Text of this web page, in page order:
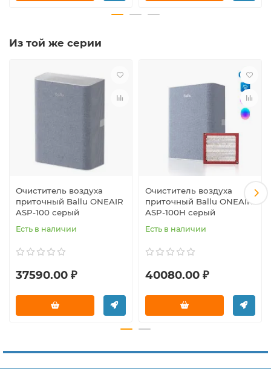
Из той же серии
Очиститель воздуха
приточный Ballu ONEAIR
ASP-100 серый
Есть в наличии
37590.00 ₽
Очиститель воздуха
приточный Ballu ONEAIR
ASP-100H серый
Есть в наличии
40080.00 ₽